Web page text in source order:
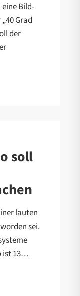
Bild-
Grad
der
soll
lauten
sei.
ist 13…